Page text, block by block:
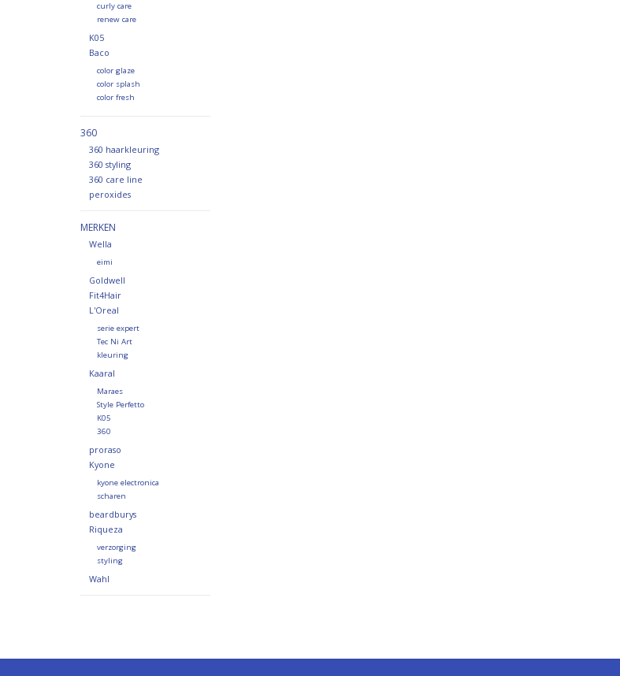
curly care
renew care
K05
Baco
color glaze
color splash
color fresh
360
360 haarkleuring
360 styling
360 care line
peroxides
MERKEN
Wella
eimi
Goldwell
Fit4Hair
L'Oreal
serie expert
Tec Ni Art
kleuring
Kaaral
Maraes
Style Perfetto
K05
360
proraso
Kyone
kyone electronica
scharen
beardburys
Riqueza
verzorging
styling
Wahl